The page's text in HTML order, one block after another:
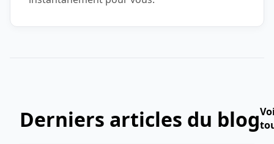
Derniers articles du blog